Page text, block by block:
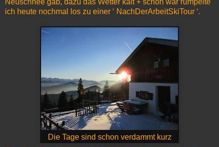
Neuschnee gab, dazu das Wetter kalt + schön war rumpelte
ich heute nochmal los zu einer ‘ NachDerArbeitSkiTour ‘.
Die Tage sind schon verdammt kurz